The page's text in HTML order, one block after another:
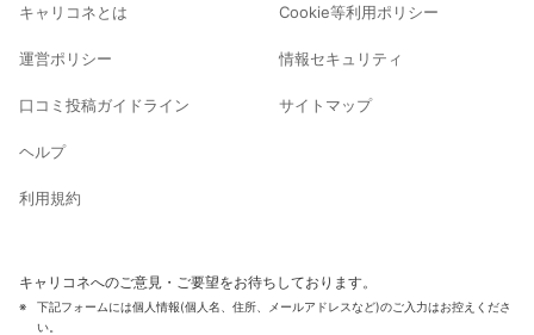
キャリコネとは
運営ポリシー
口コミ投稿ガイドライン
ヘルプ
利用規約
Cookie等利用ポリシー
情報セキュリティ
サイトマップ
キャリコネへのご意見・ご要望をお待ちしております。
下記フォームには個人情報(個人名、住所、メールアドレスなど)のご入力はお控えくださ
い。